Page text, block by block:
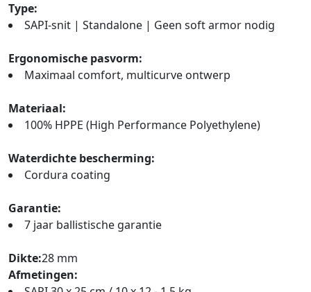
Type:
SAPI-snit | Standalone | Geen soft armor nodig
Ergonomische pasvorm:
Maximaal comfort, multicurve ontwerp
Materiaal:
100% HPPE (High Performance Polyethylene)
Waterdichte bescherming:
Cordura coating
Garantie:
7 jaar ballistische garantie
Dikte:28 mm
Afmetingen: